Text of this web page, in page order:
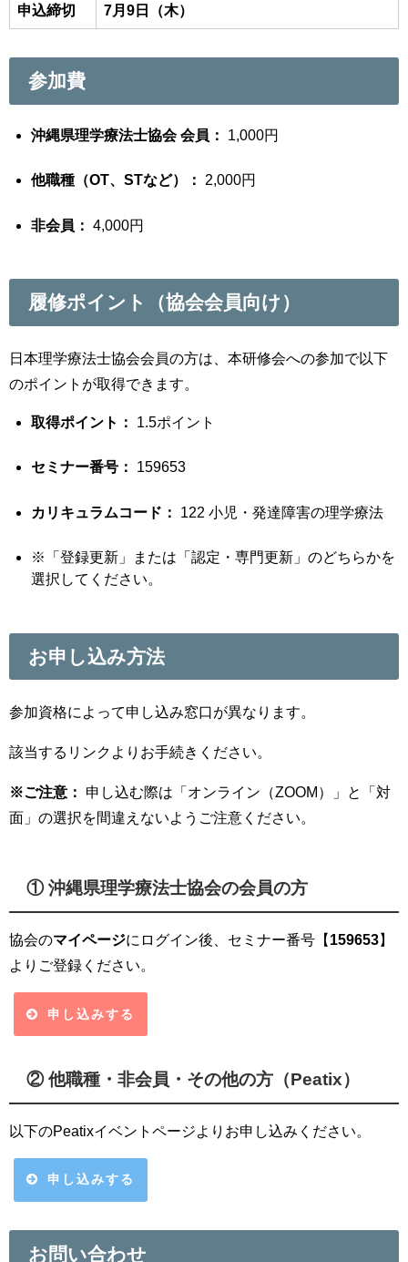
申込締切 7月9日（木）
参加費
沖縄県理学療法士協会 会員： 1,000円
他職種（OT、STなど）： 2,000円
非会員： 4,000円
履修ポイント（協会会員向け）
日本理学療法士協会会員の方は、本研修会への参加で以下
のポイントが取得できます。
取得ポイント： 1.5ポイント
セミナー番号： 159653
カリキュラムコード： 122 小児・発達障害の理学療法
※「登録更新」または「認定・専門更新」のどちらかを
選択してください。
お申し込み方法
参加資格によって申し込み窓口が異なります。
該当するリンクよりお手続きください。
※ご注意：
申し込む際は「オンライン（ZOOM）」と「対
面」の選択を間違えないようご注意ください。
① 沖縄県理学療法士協会の会員の方
協会のマイページにログイン後、セミナー番号【 159653】
よりご登録ください。
申し込みする
② 他職種・非会員・その他の方（Peatix）
以下のPeatixイベントページよりお申し込みください。
申し込みする
お問い合わせ